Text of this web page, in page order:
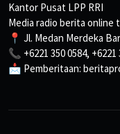
Kantor Pusat LPP RRI
Media radio berita online
📍 Jl. Medan Merdeka
📞 +6221 350 0584, +6221
📩 Pemberitaan: